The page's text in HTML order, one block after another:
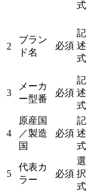
式
2
ブラン
ド名
必須
記
述
式
3
メーカ
ー型番
必須
記
述
式
4
原産国
／製造
国
必須
記
述
式
5
代表カ
ラー
必須
選
択
式